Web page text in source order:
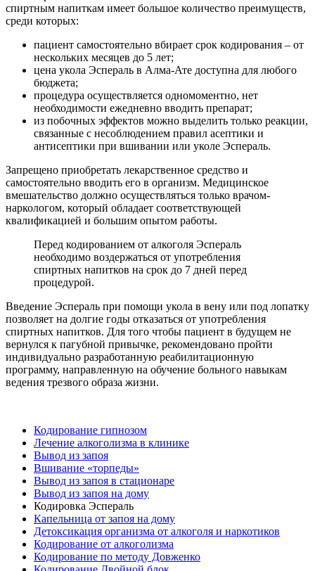
спиртным напиткам имеет большое количество преимуществ,
среди которых:
пациент самостоятельно вбирает срок кодирования – от
нескольких месяцев до 5 лет;
цена укола Эспераль в Алма-Ате доступна для любого
бюджета;
процедура осуществляется одномоментно, нет
необходимости ежедневно вводить препарат;
из побочных эффектов можно выделить только реакции,
связанные с несоблюдением правил асептики и
антисептики при вшивании или уколе Эспераль.
Запрещено приобретать лекарственное средство и
самостоятельно вводить его в организм. Медицинское
вмешательство должно осуществляться только врачом-
наркологом, который обладает соответствующей
квалификацией и большим опытом работы.
Перед кодированием от алкоголя Эспераль
необходимо воздержаться от употребления
спиртных напитков на срок до 7 дней перед
процедурой.
Введение Эспераль при помощи укола в вену или под лопатку
позволяет на долгие годы отказаться от употребления
спиртных напитков. Для того чтобы пациент в будущем не
вернулся к пагубной привычке, рекомендовано пройти
индивидуально разработанную реабилитационную
программу, направленную на обучение больного навыкам
ведения трезвого образа жизни.
Кодирование гипнозом
Лечение алкоголизма в клинике
Вывод из запоя
Вшивание «торпеды»
Вывод из запоя в стационаре
Вывод из запоя на дому
Кодировка Эспераль
Капельница от запоя на дому
Детоксикация организма от алкоголя и наркотиков
Кодирование от алкоголизма
Кодирование по методу Довженко